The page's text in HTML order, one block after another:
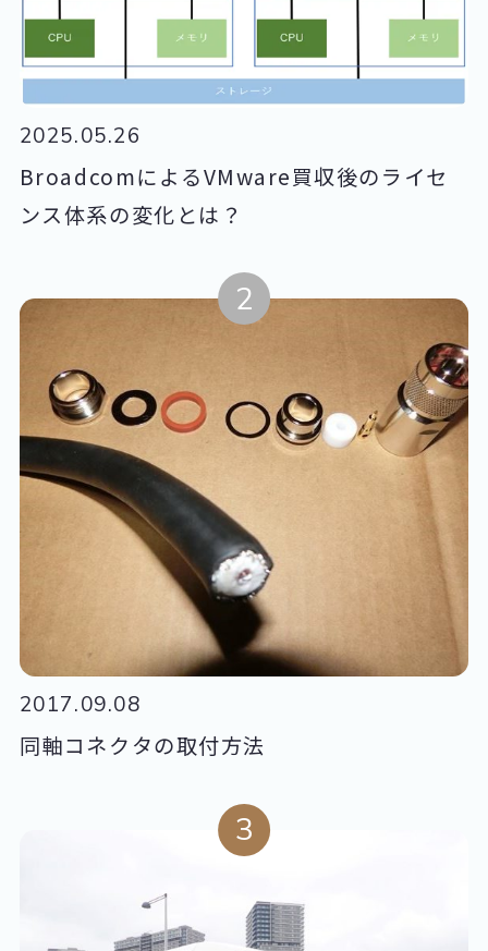
2025.05.26
BroadcomによるVMware買収後のライセ
ンス体系の変化とは？
2017.09.08
同軸コネクタの取付方法